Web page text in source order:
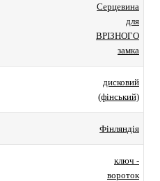
Серцевина
для
ВРІЗНОГО
замка
дисковий
(фінський)
Фінляндія
ключ -
вороток